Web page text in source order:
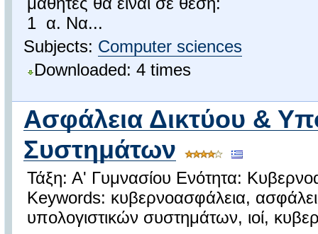
1 α. Να...
Subjects: Computer sciences
Downloaded: 4 times
Ασφάλεια Δικτύου &
Συστημάτων
Τάξη: Α' Γυμνασίου Ενότητα:
Keywords: κυβερνοασφάλεια,
υπολογιστικών συστημάτων, ιοί,